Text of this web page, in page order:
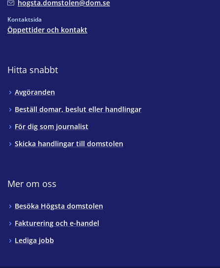
hogsta.domstolen@dom.se
Kontaktsida
Öppettider och kontakt
Hitta snabbt
Avgöranden
Beställ domar, beslut eller handlingar
För dig som journalist
Skicka handlingar till domstolen
Mer om oss
Besöka Högsta domstolen
Fakturering och e-handel
Lediga jobb